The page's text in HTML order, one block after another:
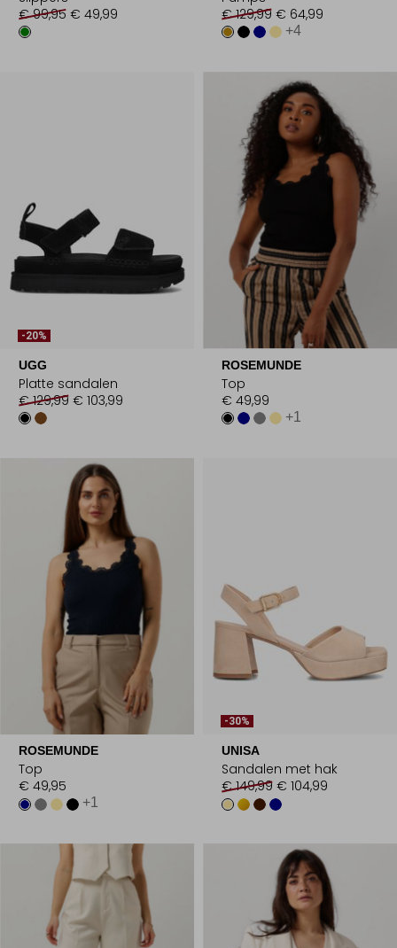
€ 99,95 € 49,99
€ 129,99 € 64,99
+4
-20%
UGG
Platte sandalen
€ 129,99 € 103,99
ROSEMUNDE
Top
€ 49,99
+1
ROSEMUNDE
Top
€ 49,95
+1
-30%
UNISA
Sandalen met hak
€ 149,99 € 104,99